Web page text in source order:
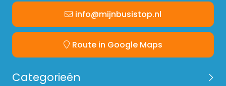
info@mijnbusistop.nl
Route in Google Maps
Categorieën